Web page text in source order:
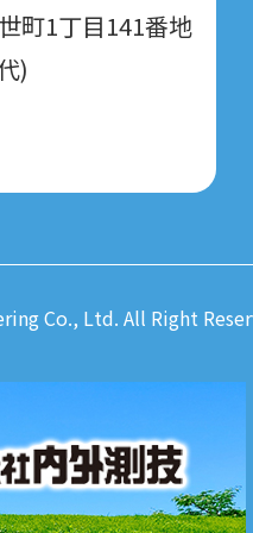
町1丁目141番地
)
Co., Ltd. All Right